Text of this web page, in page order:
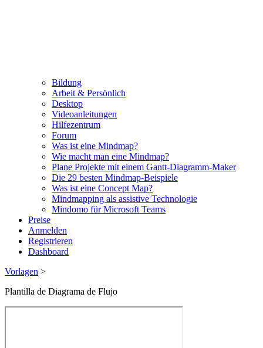
Bildung
Arbeit & Persönlich
Desktop
Videoanleitungen
Hilfezentrum
Forum
Was ist eine Mindmap?
Wie macht man eine Mindmap?
Plane Projekte mit einem Gantt-Diagramm-Maker
Die 29 besten Mindmap-Beispiele
Was ist eine Concept Map?
Mindmapping als assistive Technologie
Mindomo für Microsoft Teams
Preise
Anmelden
Registrieren
Dashboard
Vorlagen >
Plantilla de Diagrama de Flujo